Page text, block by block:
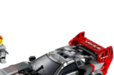
fácil e intuitiva.
Ferrari F40